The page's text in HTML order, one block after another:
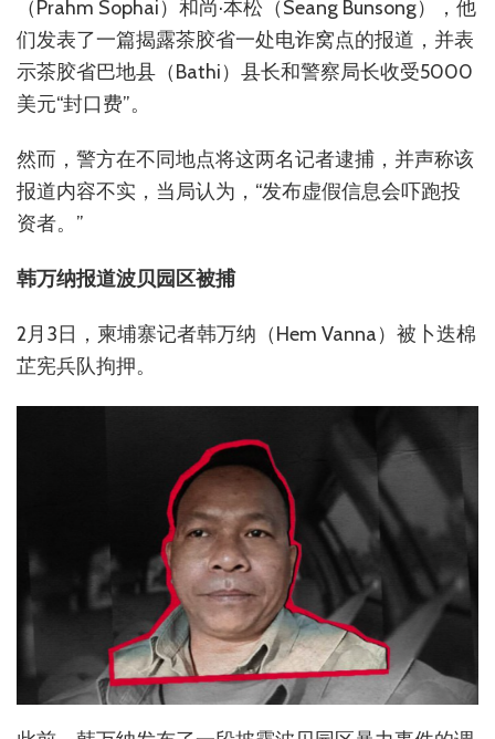
（Prahm Sophai）和尚·本松（Seang Bunsong），他
们发表了一篇揭露茶胶省一处电诈窝点的报道，并表
示茶胶省巴地县（Bathi）县长和警察局长收受5000
美元“封口费”。
然而，警方在不同地点将这两名记者逮捕，并声称该
报道内容不实，当局认为，“发布虚假信息会吓跑投
资者。”
韩万纳报道波贝园区被捕
2月3日，柬埔寨记者韩万纳（Hem Vanna）被卜迭棉
芷宪兵队拘押。